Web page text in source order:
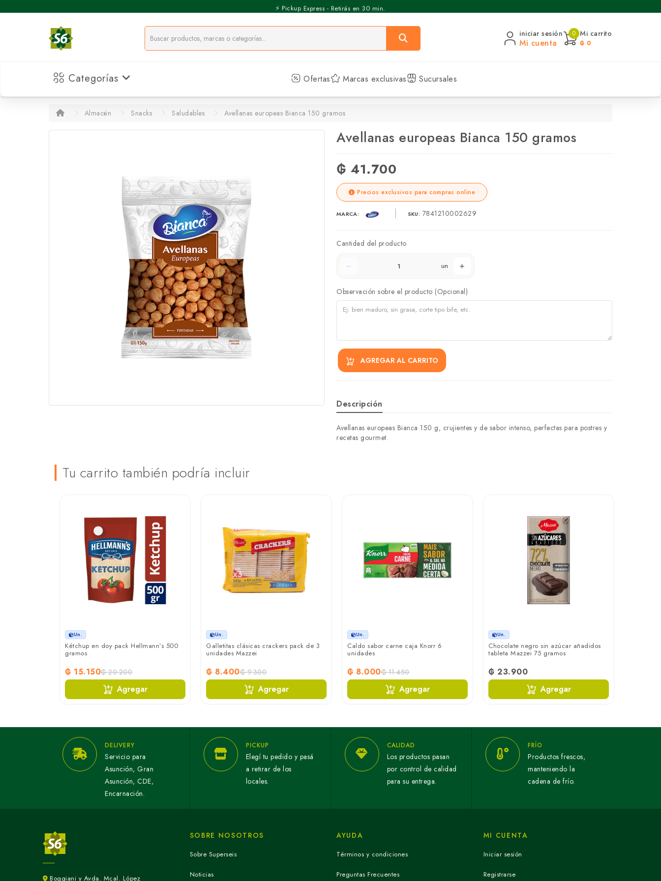
⚡️ Pickup Express - Retirás en 30 min.
iniciar sesión
Mi cuenta
0 Mi carrito
₲ 0
Categorías Ofertas Marcas exclusivas Sucursales
Almacén Snacks Saludables Avellanas europeas Bianca 150 gramos
Avellanas europeas Bianca 150 gramos
₲ 41.700
Precios exclusivos para compras online
MARCA: SKU: 7841210002629
Cantidad del producto
un
Observación sobre el producto (Opcional)
AGREGAR AL CARRITO
Descripción
Avellanas europeas Bianca 150 g, crujientes y de sabor intenso, perfectas para postres y
recetas gourmet.
Tu carrito también podría incluir
Un.
Kétchup en doy pack Hellmann’s 500
gramos
₲ 15.150₲ 20.200
Agregar
Un.
Galletitas clásicas crackers pack de 3
unidades Mazzei
₲ 8.400₲ 9.300
Agregar
Un.
Caldo sabor carne caja Knorr 6
unidades
₲ 8.000₲ 11.450
Agregar
Un.
Chocolate negro sin azúcar añadidos
tableta Mazzei 75 gramos
₲ 23.900
Agregar
DELIVERY
Servicio para
Asunción, Gran
Asunción, CDE,
Encarnación.
PICKUP
Elegí tu pedido y pasá
a retirar de los
locales.
CALIDAD
Los productos pasan
por control de calidad
para su entrega.
FRÍO
Productos frescos,
manteniendo la
cadena de frío.
Boggiani y Avda. Mcal. López
SOBRE NOSOTROS
Sobre Superseis
Noticias
AYUDA
Términos y condiciones
Preguntas Frecuentes
MI CUENTA
Iniciar sesión
Registrarse